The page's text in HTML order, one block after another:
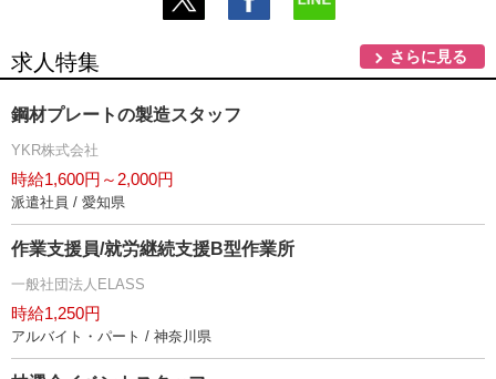
求人特集 さらに見る
鋼材プレートの製造スタッフ
YKR株式会社
時給1,600円～2,000円
派遣社員 / 愛知県
作業支援員/就労継続支援B型作業所
一般社団法人ELASS
時給1,250円
アルバイト・パート / 神奈川県